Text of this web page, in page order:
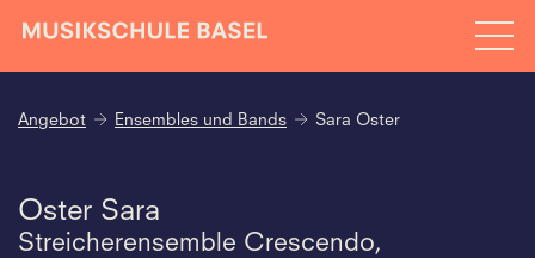
Angebot Ensembles und Bands Sara Oster
Oster Sara
Streicherensemble Crescendo,